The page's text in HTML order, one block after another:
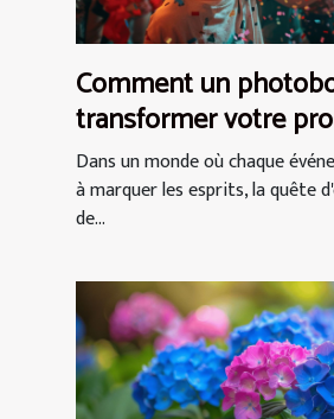
Comment un
transformer votre
événement en
inoubliable
Dans un monde où chaque
à marquer les esprits, la quête
de...